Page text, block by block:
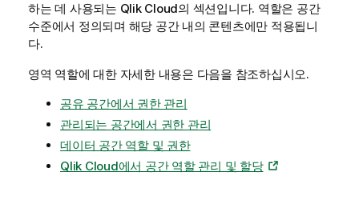
하는 데 사용되는 Qlik Cloud의 섹션입니다. 역할은 공간
수준에서 정의되며 해당 공간 내의 콘텐츠에만 적용됩니
다.
영역 역할에 대한 자세한 내용은 다음을 참조하십시오.
공유 공간에서 권한 관리
관리되는 공간에서 권한 관리
데이터 공간 역할 및 권한
Qlik Cloud에서 공간 역할 관리 및 할당